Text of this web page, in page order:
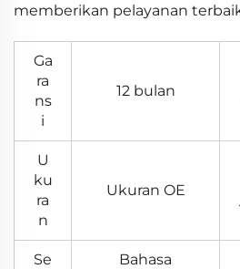
memberikan pelayanan
Ga
ra
ns
i
12 bulan
U
ku
ra
n
Ukuran OE
Se Bahasa